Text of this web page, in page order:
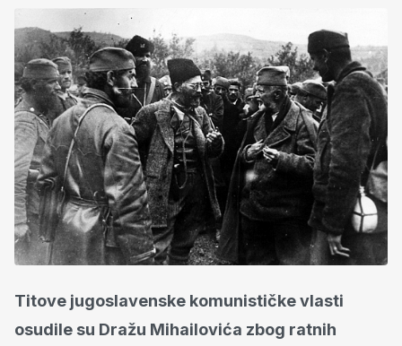
Titove jugoslavenske komunističke vlasti
osudile su Dražu Mihailovića zbog ratnih